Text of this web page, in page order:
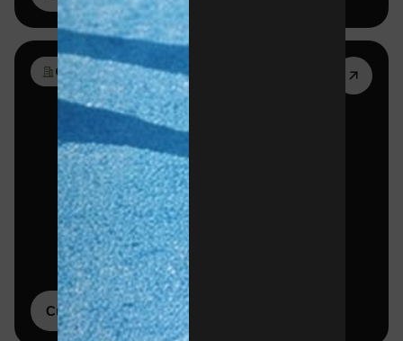
02
Cuotas para empresas